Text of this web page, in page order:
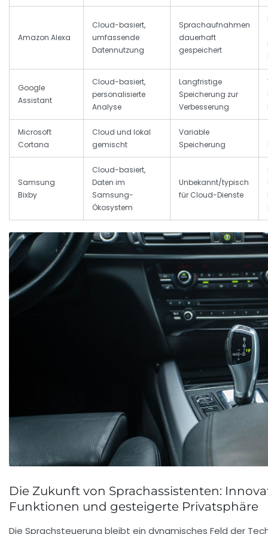
Amazon Alexa
Cloud-basiert,
umfassende
Datennutzung
Sprachaufnahmen
dauerhaft
gespeichert
Google
Assistant
Cloud-basiert,
personalisierte
Analyse
Langfristige
Speicherung zur
Verbesserung
Microsoft
Cortana
Cloud und lokal
gemischt
Variable
Speicherung
Samsung
Bixby
Cloud-basiert,
Daten im
Samsung-
Ökosystem
Unbekannt/typisch
für Cloud-Dienste
Die Zukunft von Sprachassistenten:
Funktionen und gesteigerte Privatsphäre
Die Sprachsteuerung bleibt ein dynamisches Feld der